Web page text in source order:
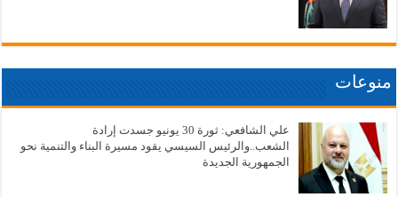
منوعات
علي الشافعي: ثورة 30 يونيو جسدت إرادة
الشعب..والرئيس السيسي يقود مسيرة البناء والتنمية نحو
الجمهورية الجديدة